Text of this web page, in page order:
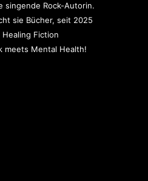
singende Rock-Autorin.
sie Bücher, seit 2025
Fiction
meets Mental Health!